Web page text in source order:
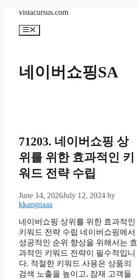
content
vistacursus.com
Menu
네이버쇼핑SA
71203. 네이버쇼핑 상
위를 위한 효과적인 키
워드 전략 수립
June 14, 2026July 12, 2024 by
kkangnaaa
네이버쇼핑 상위를 위한 효과적인
키워드 전략 수립 네이버쇼핑에서
성공적인 순위 향상을 위해서는 효
과적인 키워드 전략이 필수적입니
다. 적절한 키워드 사용은 상품의
검색 노출을 높이고, 잠재 고객들